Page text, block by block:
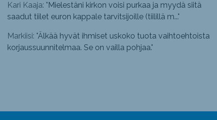
Kari Kaaja: "Mielestäni kirkon voisi purkaa ja myydä siitä
saadut tiilet euron kappale tarvitsijoille (tiilillä m..."
Markiisi: "Älkää hyvät ihmiset uskoko tuota vaihtoehtoista
korjaussuunnitelmaa. Se on vailla pohjaa."